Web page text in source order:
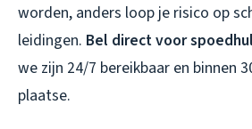
worden, anders loop je risico op
leidingen. Bel direct voor
we zijn 24/7 bereikbaar en binnen
plaatse.